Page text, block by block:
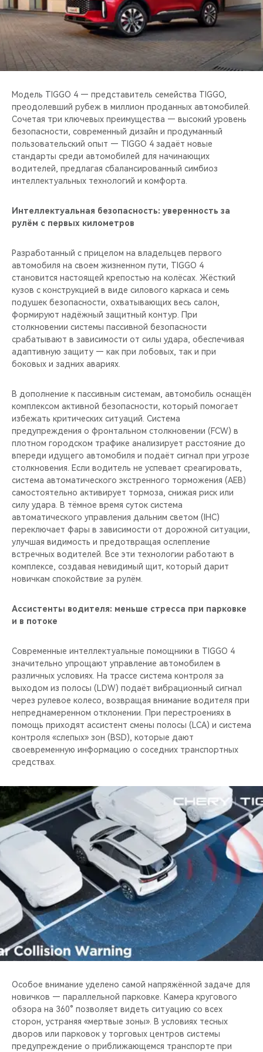
CHERY И СПОРТ
НАШИ МЕРОПРИЯТИЯ
ВИДЕООБЗОРЫ
CHERY ДЛЯ ДЕТЕЙ
Модель TIGGO 4 — представитель семейства TIGGO,
преодолевший рубеж в миллион проданных автомобилей.
Сочетая три ключевых преимущества — высокий уровень
безопасности, современный дизайн и продуманный
пользовательский опыт — TIGGO 4 задаёт новые
стандарты среди автомобилей для начинающих
водителей, предлагая сбалансированный симбиоз
интеллектуальных технологий и комфорта.
Интеллектуальная безопасность: уверенность за
рулём с первых километров
Разработанный с прицелом на владельцев первого
автомобиля на своем жизненном пути, TIGGO 4
становится настоящей крепостью на колёсах. Жёсткий
кузов с конструкцией в виде силового каркаса и семь
подушек безопасности, охватывающих весь салон,
формируют надёжный защитный контур. При
столкновении системы пассивной безопасности
срабатывают в зависимости от силы удара, обеспечивая
адаптивную защиту — как при лобовых, так и при
боковых и задних авариях.
В дополнение к пассивным системам, автомобиль оснащён
комплексом активной безопасности, который помогает
избежать критических ситуаций. Система
предупреждения о фронтальном столкновении (FCW) в
плотном городском трафике анализирует расстояние до
впереди идущего автомобиля и подаёт сигнал при угрозе
столкновения. Если водитель не успевает среагировать,
система автоматического экстренного торможения (AEB)
самостоятельно активирует тормоза, снижая риск или
силу удара. В тёмное время суток система
автоматического управления дальним светом (IHC)
переключает фары в зависимости от дорожной ситуации,
улучшая видимость и предотвращая ослепление
встречных водителей. Все эти технологии работают в
комплексе, создавая невидимый щит, который дарит
новичкам спокойствие за рулём.
Ассистенты водителя: меньше стресса при парковке
и в потоке
Современные интеллектуальные помощники в TIGGO 4
значительно упрощают управление автомобилем в
различных условиях. На трассе система контроля за
выходом из полосы (LDW) подаёт вибрационный сигнал
через рулевое колесо, возвращая внимание водителя при
непреднамеренном отклонении. При перестроениях в
помощь приходят ассистент смены полосы (LCA) и система
контроля «слепых» зон (BSD), которые дают
своевременную информацию о соседних транспортных
средствах.
Особое внимание уделено самой напряжённой задаче для
новичков — параллельной парковке. Камера кругового
обзора на 360° позволяет видеть ситуацию со всех
сторон, устраняя «мертвые зоны». В условиях тесных
дворов или парковок у торговых центров системы
предупреждение о приближающемся транспорте при